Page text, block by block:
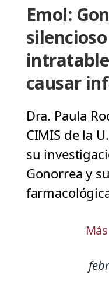
Emol:
causar
Dra. Paula
CIMIS de la
su
Gonorrea y